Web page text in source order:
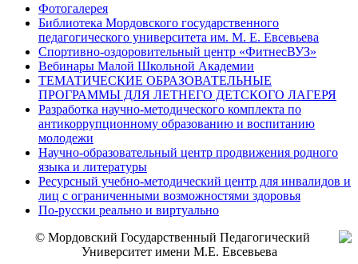
Фотогалерея
Библиотека Мордовского государственного
педагогического университета им. М. Е. Евсевьева
Спортивно-оздоровительный центр «ФитнесВУЗ»
Вебинары Малой Школьной Академии
ТЕМАТИЧЕСКИЕ ОБРАЗОВАТЕЛЬНЫЕ
ПРОГРАММЫ ДЛЯ ЛЕТНЕГО ДЕТСКОГО ЛАГЕРЯ
Разработка научно-методического комплекта по
антикоррупционному образованию и воспитанию
молодежи
Научно-образовательный центр продвижения родного
языка и литературы
Ресурсный учебно-методический центр для инвалидов и
лиц с ограниченными возможностями здоровья
По-русски реально и виртуально
© Мордовский Государственный Педагогический
Университет имени М.Е. Евсевьева